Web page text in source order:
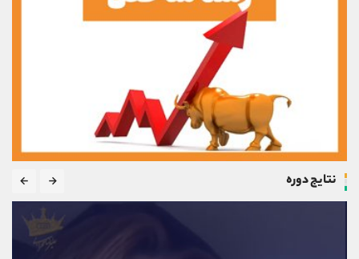
نتایج دوره